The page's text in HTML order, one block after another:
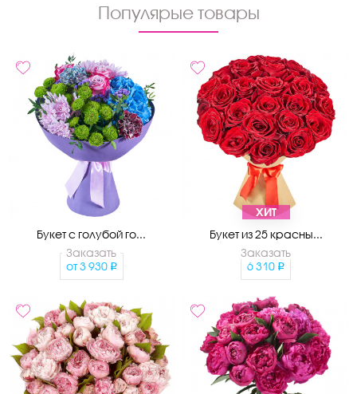
Популярые товары
Букет с голубой го...
Заказать
от 3 930
ХИТ
Букет из 25 красны...
Заказать
6 310